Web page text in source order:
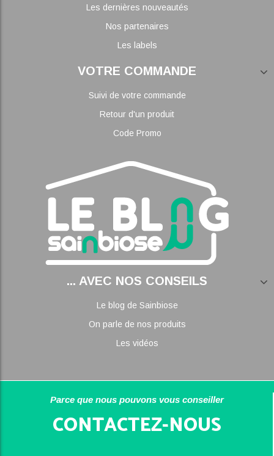
Les dernières nouveautés
Nos partenaires
Les labels
VOTRE COMMANDE
Suivi de votre commande
Retour d'un produit
Code Promo
... AVEC NOS CONSEILS
Le blog de Sainbiose
On parle de nos produits
Les vidéos
Parce que nous pouvons vous conseiller
CONTACTEZ-NOUS